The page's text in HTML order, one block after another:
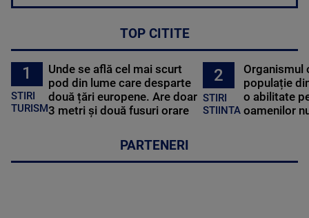
TOP CITITE
1
STIRI
TURISM
Unde se află cel mai scurt
pod din lume care desparte
două țări europene. Are doar
3 metri și două fusuri orare
2
STIRI
STIINTA
Organismul
populație
o abilitate
oamenilor
PARTENERI